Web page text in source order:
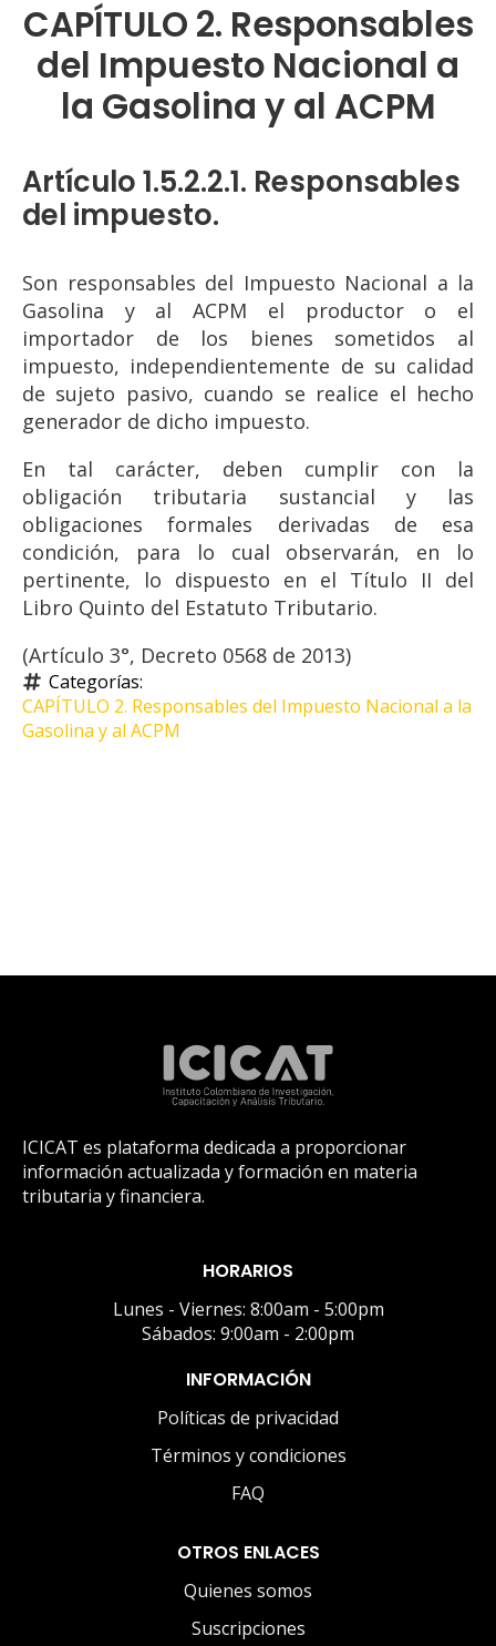
CAPÍTULO 2. Responsables
del Impuesto Nacional a
la Gasolina y al ACPM
Artículo 1.5.2.2.1. Responsables
del impuesto.
Son responsables del Impuesto Nacional a la
Gasolina y al ACPM el productor o el
importador de los bienes sometidos al
impuesto, independientemente de su calidad
de sujeto pasivo, cuando se realice el hecho
generador de dicho impuesto.
En tal carácter, deben cumplir con la
obligación tributaria sustancial y las
obligaciones formales derivadas de esa
condición, para lo cual observarán, en lo
pertinente, lo dispuesto en el Título II del
Libro Quinto del Estatuto Tributario.
(Artículo 3°, Decreto 0568 de 2013)
Categorías:
CAPÍTULO 2. Responsables del Impuesto Nacional a la
Gasolina y al ACPM
ICICAT es plataforma dedicada a proporcionar
información actualizada y formación en materia
tributaria y financiera.
HORARIOS
Lunes - Viernes: 8:00am - 5:00pm
Sábados: 9:00am - 2:00pm
INFORMACIÓN
Políticas de privacidad
Términos y condiciones
FAQ
OTROS ENLACES
Quienes somos
Suscripciones